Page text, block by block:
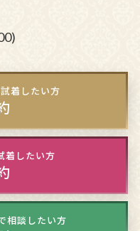
着したい方
着したい方
相談したい方